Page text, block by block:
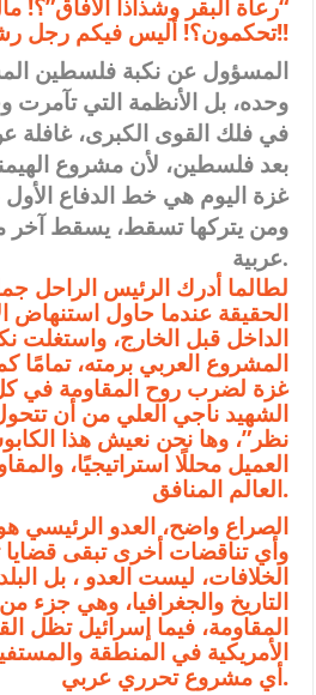
“رعاة البقر وشذاذا
تحكمون؟! أليس فيكم رجل رشيد!!
المسؤول عن نكبة فلسطين
وحده، بل الأنظمة التي تآمرت
في فلك القوى الكبرى، غافلة
بعد فلسطين، لأن مشروع
غزة اليوم هي خط الدفاع
ومن يتركها تسقط، يسقط آخر
عربية.
لطالما أدرك الرئيس الراحل
الحقيقة عندما حاول استنهاض
المشروع العربي برمته، تمامًا
غزة لضرب روح المقاومة في
الشهيد ناجي العلي من أن
نظر”، وها نحن نعيش هذا
العميل محللًا استراتيجيًا،
العالم المنافق.
الصراع واضح، العدو الرئيسي
وأي تناقضات أخرى تبقى قضايا
الخلافات، ليست العدو ، بل
التاريخ والجغرافيا، وهي جزء
المقاومة، فيما إسرائيل تظل
الأمريكية في المنطقة
أي مشروع تحرري عربي.